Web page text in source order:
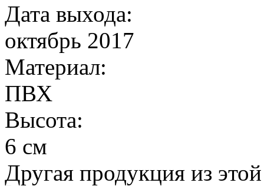
Дата выхода:
октябрь 2017
Материал:
ПВХ
Высота:
6 см
Другая продукция из